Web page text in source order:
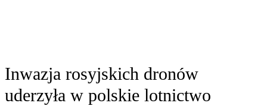
Inwazja rosyjskich dronów
uderzyła w polskie lotnictwo